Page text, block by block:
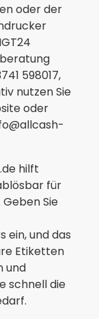
oder der
598017,
nutzen Sie
oder
hilft
für
Sie
ein, und das
Etiketten
und
schnell die